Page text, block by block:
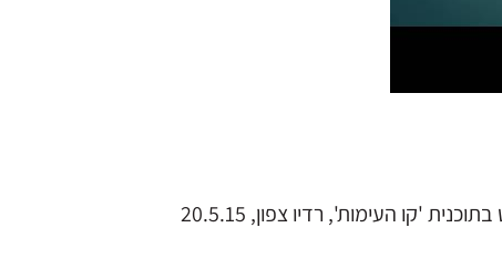
'קו העימות', רדיו צפון, 20.5.15